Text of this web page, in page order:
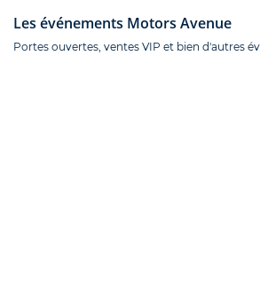
Les événements Motors Avenue
Portes ouvertes, ventes VIP et bien d'autres